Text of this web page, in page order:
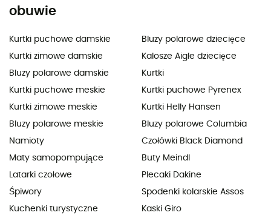
obuwie
Kurtki puchowe damskie
Kurtki zimowe damskie
Bluzy polarowe damskie
Kurtki puchowe meskie
Kurtki zimowe meskie
Bluzy polarowe meskie
Namioty
Maty samopompujące
Latarki czołowe
Śpiwory
Kuchenki turystyczne
Bluzy polarowe dziecięce
Kalosze Aigle dziecięce
Kurtki
Kurtki puchowe Pyrenex
Kurtki Helly Hansen
Bluzy polarowe Columbia
Czołówki Black Diamond
Buty Meindl
Plecaki Dakine
Spodenki kolarskie Assos
Kaski Giro